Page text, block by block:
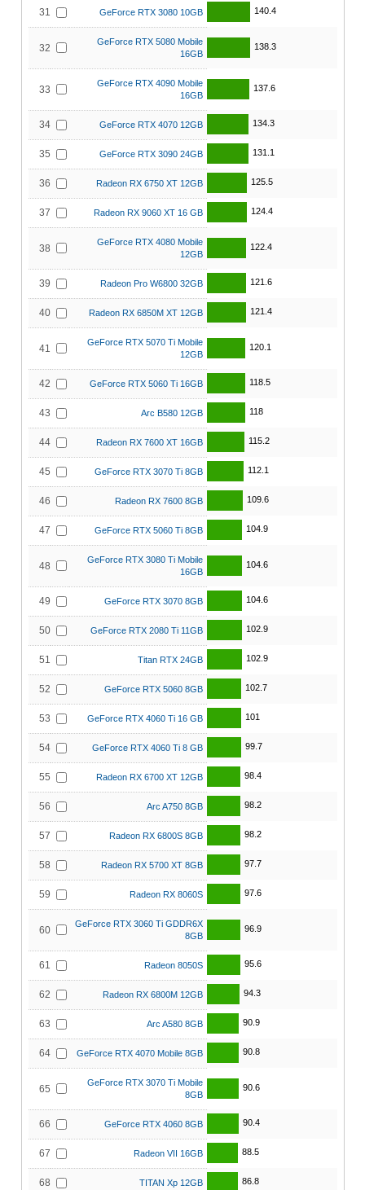
31 GeForce RTX 3080 10GB 140.4
32
GeForce RTX 5080 Mobile
16GB
138.3
33
GeForce RTX 4090 Mobile
16GB
137.6
34 GeForce RTX 4070 12GB 134.3
35 GeForce RTX 3090 24GB 131.1
36 Radeon RX 6750 XT 12GB 125.5
37 Radeon RX 9060 XT 16 GB 124.4
38
GeForce RTX 4080 Mobile
12GB
122.4
39 Radeon Pro W6800 32GB 121.6
40 Radeon RX 6850M XT 12GB 121.4
41
GeForce RTX 5070 Ti Mobile
12GB
120.1
42 GeForce RTX 5060 Ti 16GB 118.5
43 Arc B580 12GB 118
44 Radeon RX 7600 XT 16GB 115.2
45 GeForce RTX 3070 Ti 8GB 112.1
46 Radeon RX 7600 8GB 109.6
47 GeForce RTX 5060 Ti 8GB 104.9
48
GeForce RTX 3080 Ti Mobile
16GB
104.6
49 GeForce RTX 3070 8GB 104.6
50 GeForce RTX 2080 Ti 11GB 102.9
51 Titan RTX 24GB 102.9
52 GeForce RTX 5060 8GB 102.7
53 GeForce RTX 4060 Ti 16 GB 101
54 GeForce RTX 4060 Ti 8 GB 99.7
55 Radeon RX 6700 XT 12GB 98.4
56 Arc A750 8GB 98.2
57 Radeon RX 6800S 8GB 98.2
58 Radeon RX 5700 XT 8GB 97.7
59 Radeon RX 8060S 97.6
60
GeForce RTX 3060 Ti GDDR6X
8GB
96.9
61 Radeon 8050S 95.6
62 Radeon RX 6800M 12GB 94.3
63 Arc A580 8GB 90.9
64 GeForce RTX 4070 Mobile 8GB 90.8
65
GeForce RTX 3070 Ti Mobile
8GB
90.6
66 GeForce RTX 4060 8GB 90.4
67 Radeon VII 16GB 88.5
68 TITAN Xp 12GB 86.8